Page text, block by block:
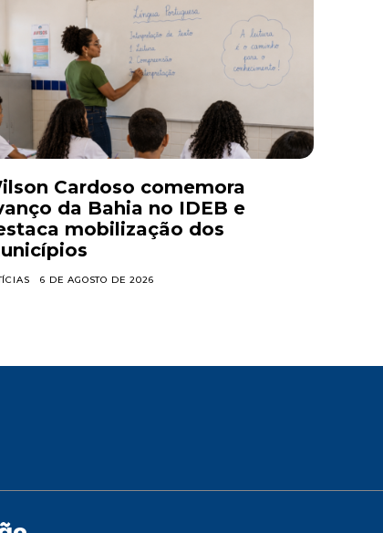
Cardoso comemora
da Bahia no IDEB e
mobilização dos
6 DE AGOSTO DE 2026